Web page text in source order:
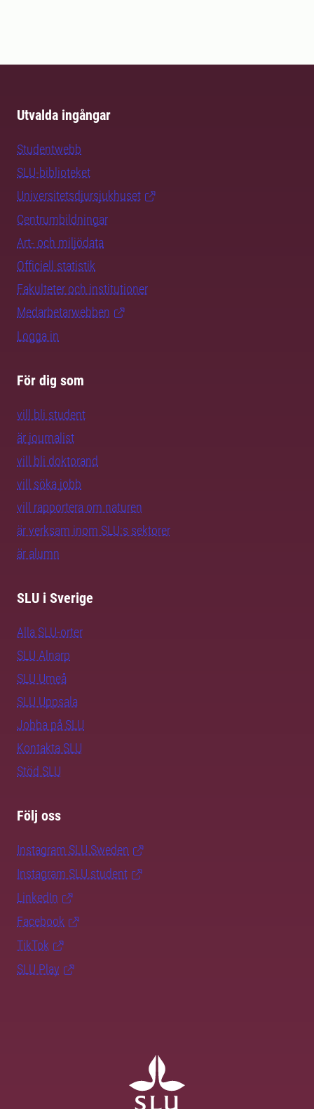
Utvalda ingångar
Studentwebb
SLU-biblioteket
Universitetsdjursjukhuset
Centrumbildningar
Art- och miljödata
Officiell statistik
Fakulteter och institutioner
Medarbetarwebben
Logga in
För dig som
vill bli student
är journalist
vill bli doktorand
vill söka jobb
vill rapportera om naturen
är verksam inom SLU:s sektorer
är alumn
SLU i Sverige
Alla SLU-orter
SLU Alnarp
SLU Umeå
SLU Uppsala
Jobba på SLU
Kontakta SLU
Stöd SLU
Följ oss
Instagram SLU.Sweden
Instagram SLU.student
LinkedIn
Facebook
TikTok
SLU Play